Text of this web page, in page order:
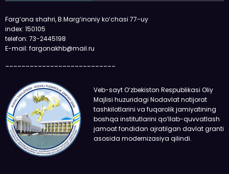
Farg‘ona shahri, B.Marg‘inoniy ko‘chasi 77-uy
index: 150105
telefon: 73-2445198
E-mail: fargonakhb@mail.ru
Veb-sayt O‘zbekiston Respublikasi Oliy
Majlisi huzuridagi Nodavlat notijorat
tashkilotlarini va fuqarolik jamiyatining
boshqa institutlarini qo‘llab-quvvatlash
jamoat fondidan ajratilgan davlat granti
asosida modernizasiya qilindi.